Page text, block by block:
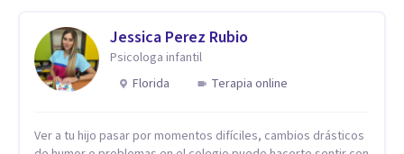
Jessica Perez Rubio
Psicologa infantil
Florida
Terapia online
Ver a tu hijo pasar por momentos difíciles, cambios drásticos